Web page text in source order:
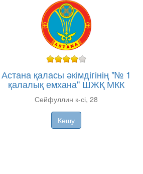
Астана қаласы әкімдігінің "№ 1
қалалық емхана" ШЖҚ МКК
Сейфуллин к-сі, 28
Көшу